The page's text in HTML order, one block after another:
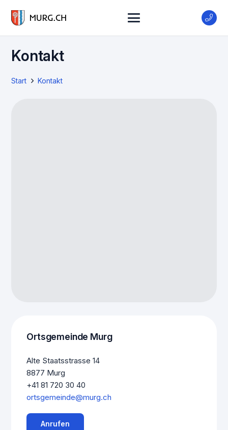
Kontakt
Start Kontakt
Ortsgemeinde Murg
Alte Staatsstrasse 14
8877 Murg
+41 81 720 30 40
ortsgemeinde@murg.ch
Anrufen